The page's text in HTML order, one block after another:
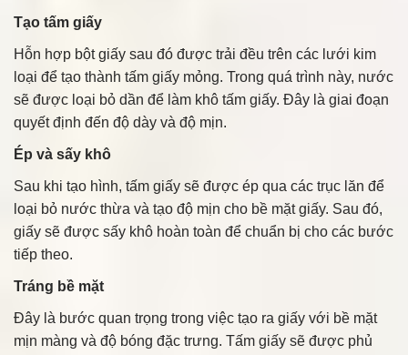
Tạo tấm giấy
Hỗn hợp bột giấy sau đó được trải đều trên các lưới kim
loại để tạo thành tấm giấy mỏng. Trong quá trình này, nước
sẽ được loại bỏ dần để làm khô tấm giấy. Đây là giai đoạn
quyết định đến độ dày và độ mịn.
Ép và sấy khô
Sau khi tạo hình, tấm giấy sẽ được ép qua các trục lăn để
loại bỏ nước thừa và tạo độ mịn cho bề mặt giấy. Sau đó,
giấy sẽ được sấy khô hoàn toàn để chuẩn bị cho các bước
tiếp theo.
Tráng bề mặt
Đây là bước quan trọng trong việc tạo ra giấy với bề mặt
mịn màng và độ bóng đặc trưng. Tấm giấy sẽ được phủ